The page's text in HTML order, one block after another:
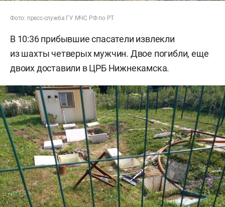
Фото: пресс-служба ГУ МЧС РФ по РТ
В 10:36 прибывшие спасатели извлекли
из шахты четверых мужчин. Двое погибли, еще
двоих доставили в ЦРБ Нижнекамска.